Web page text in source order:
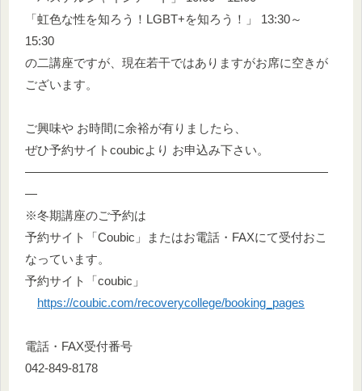
「虹色な性を知ろう！LGBT+を知ろう！」 13:30～
15:30
の二講座ですが、現在若干ではありますがお席に空きが
ございます。
ご興味や お時間に余裕が有りましたら、
ぜひ予約サイトcoubicより お申込み下さい。
―――――――――――――――――――――――――
―
※冬期講座のご予約は
予約サイト「Coubic」またはお電話・FAXにて受付おこ
なっています。
予約サイト「coubic」
https://coubic.com/recoverycollege/booking_pages
電話・FAX受付番号
042-849-8178